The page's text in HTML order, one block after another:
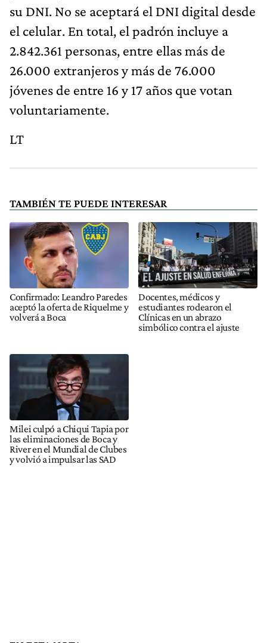
su DNI. No se aceptará el DNI digital desde
el celular. En total, el padrón incluye a
2.842.361 personas, entre ellas más de
26.000 extranjeros y más de 76.000
jóvenes de entre 16 y 17 años que votan
voluntariamente.
LT
TAMBIÉN TE PUEDE INTERESAR
Confirmado: Leandro Paredes
aceptó la oferta de Riquelme y
volverá a Boca
Docentes, médicos y
estudiantes rodearon el
Clínicas en un abrazo
simbólico contra el ajuste
Milei culpó a Chiqui Tapia por
las eliminaciones de Boca y
River en el Mundial de Clubes
y volvió a impulsar las SAD